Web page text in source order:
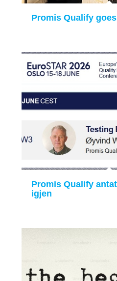
Promis Qualify
Promis Qualify
igjen